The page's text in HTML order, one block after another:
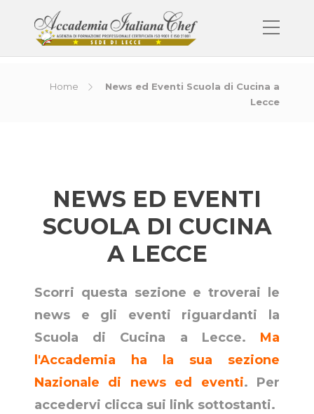
Home
News ed Eventi Scuola di Cucina a
Lecce
NEWS ED EVENTI
SCUOLA DI CUCINA
A LECCE
Scorri questa sezione e troverai le
news e gli eventi riguardanti la
Scuola di Cucina a Lecce. Ma
l'Accademia ha la sua sezione
Nazionale di news ed eventi. Per
accedervi clicca sui link sottostanti.